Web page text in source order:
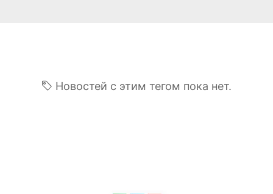
Новостей с этим тегом пока нет.